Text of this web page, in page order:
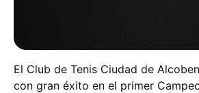
El Club de Tenis Ciudad de
con gran éxito en el primer